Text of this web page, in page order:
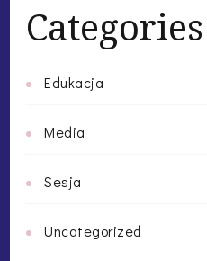
Categories
Edukacja
Media
Sesja
Uncategorized